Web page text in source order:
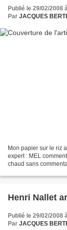
Publié le 29/02/2008
Par JACQUES
Mon papier sur le riz
expert : MEL
chaud sans
Henri Nallet
Publié le 29/02/2008
Par JACQUES